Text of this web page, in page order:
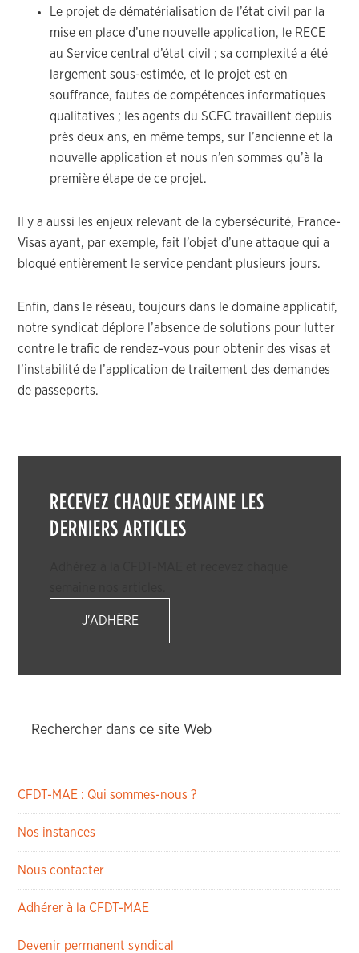
Le projet de dématérialisation de l’état civil par la
mise en place d’une nouvelle application, le RECE
au Service central d’état civil ; sa complexité a été
largement sous-estimée, et le projet est en
souffrance, fautes de compétences informatiques
qualitatives ; les agents du SCEC travaillent depuis
près deux ans, en même temps, sur l’ancienne et la
nouvelle application et nous n’en sommes qu’à la
première étape de ce projet.
Il y a aussi les enjeux relevant de la cybersécurité, France-
Visas ayant, par exemple, fait l’objet d’une attaque qui a
bloqué entièrement le service pendant plusieurs jours.
Enfin, dans le réseau, toujours dans le domaine applicatif,
notre syndicat déplore l’absence de solutions pour lutter
contre le trafic de rendez-vous pour obtenir des visas et
l’instabilité de l’application de traitement des demandes
de passeports.
RECEVEZ CHAQUE SEMAINE LES
DERNIERS ARTICLES
J'ADHÈRE
CFDT-MAE : Qui sommes-nous ?
Nos instances
Nous contacter
Adhérer à la CFDT-MAE
Devenir permanent syndical